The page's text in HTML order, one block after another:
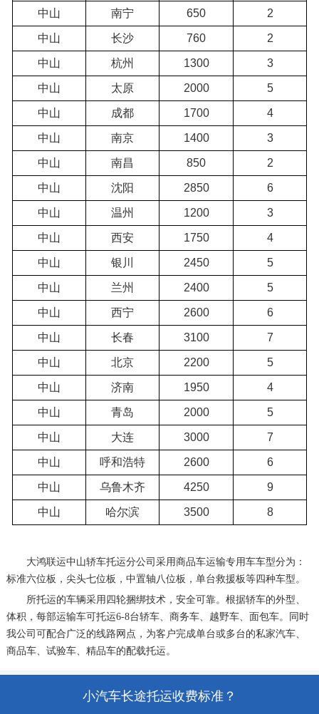
中山 南宁 650 2
中山 长沙 760 2
中山 杭州 1300 3
中山 太原 2000 5
中山 成都 1700 4
中山 南京 1400 3
中山 南昌 850 2
中山 沈阳 2850 6
中山 温州 1200 3
中山 西安 1750 4
中山 银川 2450 5
中山 兰州 2400 5
中山 西宁 2600 6
中山 长春 3100 7
中山 北京 2200 5
中山 济南 1950 4
中山 青岛 2000 5
中山 大连 3000 7
中山 呼和浩特 2600 6
中山 乌鲁木齐 4250 9
中山 哈尔滨 3500 8
大鸿联运中山轿车托运分公司采用商品车运输专用车车型分为：
标准六位板，尖头七位板，中置轴八位板，单台救援板等四种车型。
所托运的车辆采用四轮捆绑技术，安全可靠。根据轿车的外型、
体积，每部运输车可托运6-8台轿车、商务车、越野车、面包车。同时
我公司可配合广泛的线路网点，为客户完成单台或多台的私家汽车、
商品车、试验车、精品车的配载托运。
车辆托运收费标准？
小汽车长途托运收费标准？